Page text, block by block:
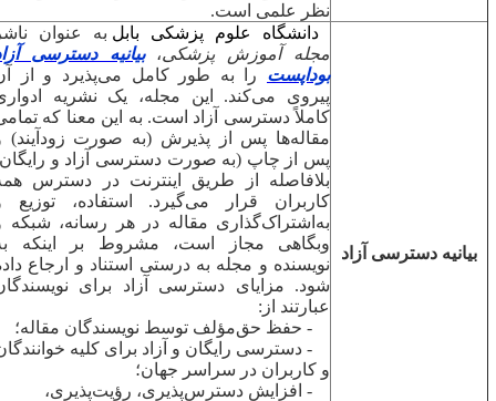
نظر علمی است.
بیانیه دسترسی آزاد
دانشگاه علوم پزشکی بابلبه عنوان ناشر
مجله آموزش پزشکی،بیانیه دسترسی آزاد
بوداپسترا به طور کامل می‌پذیرد و از آن
پیروی می‌کند. این مجله، یک نشریه ادواری
کاملاً دسترسی آزاد است. به این معنا که تمامی
مقاله‌ها پس از پذیرش (به صورت زودآیند) و
پس از چاپ (به صورت دسترسی آزاد و رایگان)
بلافاصله از طریق اینترنت در دسترس همه
کاربران قرار می‌گیرد. استفاده، توزیع و
به‌اشتراک‌گذاری مقاله در هر رسانه، شبکه و
وبگاهی مجاز است، مشروط بر اینکه به
نویسنده و مجله به درستی استناد و ارجاع داده
شود. مزایای دسترسی آزاد برای نویسندگان
عبارتند از:
- حفظ حق‌مؤلف توسط نویسندگان مقاله؛
- دسترسی رایگان و آزاد برای کلیه خوانندگان
و کاربران در سراسر جهان؛
- افزایش دسترس‌پذیری، رؤیت‌پذیری،